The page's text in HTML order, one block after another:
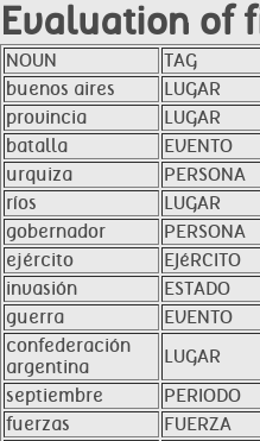
Evaluation of
NOUN TAG
buenos aires
LUGAR
provincia
LUGAR
batalla
EVENTO
urquiza
PERSONA
ríos
LUGAR
gobernador
PERSONA
ejército
EJéRCITO
invasión
ESTADO
guerra
EVENTO
confederación
argentina
LUGAR
septiembre
PERIODO
fuerzas
FUERZA